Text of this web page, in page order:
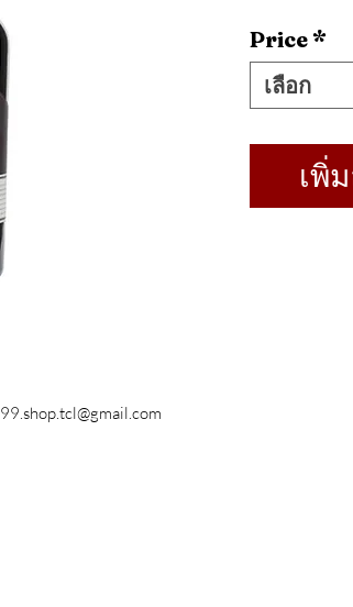
Price *
เลือก
เพิ่
99.shop.tcl@gmail.com